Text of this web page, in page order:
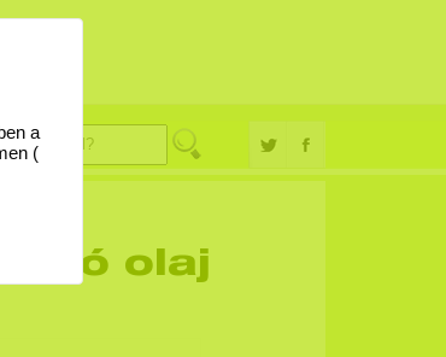
dió olaj
a
(